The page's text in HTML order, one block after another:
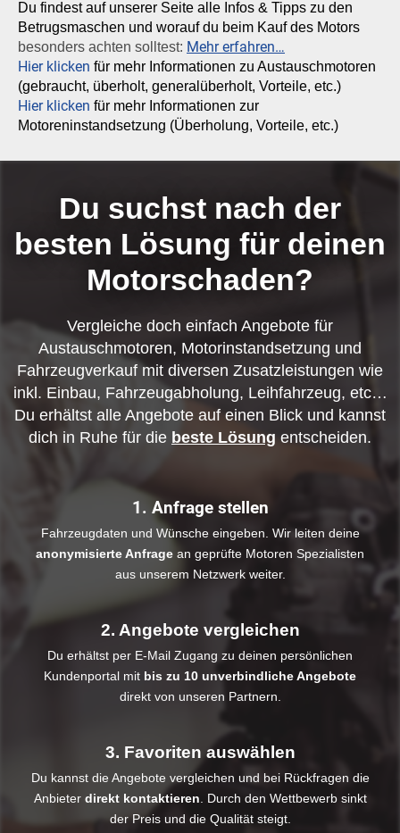
Du findest auf unserer Seite alle Infos & Tipps zu den
Betrugsmaschen und worauf du beim Kauf des Motors
besonders achten solltest: Mehr erfahren…
Hier klicken für mehr Informationen zu Austauschmotoren
(gebraucht, überholt, generalüberholt, Vorteile, etc.)
Hier klicken für mehr Informationen zur
Motoreninstandsetzung (Überholung, Vorteile, etc.)
Du suchst nach der
besten Lösung für deinen
Motorschaden?
Vergleiche doch einfach Angebote für
Austauschmotoren, Motorinstandsetzung und
Fahrzeugverkauf mit diversen Zusatzleistungen wie
inkl. Einbau, Fahrzeugabholung, Leihfahrzeug, etc…
Du erhältst alle Angebote auf einen Blick und kannst
dich in Ruhe für die beste Lösung entscheiden.
1. Anfrage stellen
Fahrzeugdaten und Wünsche eingeben. Wir leiten deine
anonymisierte Anfrage an geprüfte Motoren Spezialisten
aus unserem Netzwerk weiter.
2. Angebote vergleichen
Du erhältst per E-Mail Zugang zu deinen persönlichen
Kundenportal mit bis zu 10 unverbindliche Angebote
direkt von unseren Partnern.
3. Favoriten auswählen
Du kannst die Angebote vergleichen und bei Rückfragen die
Anbieter direkt kontaktieren. Durch den Wettbewerb sinkt
der Preis und die Qualität steigt.​